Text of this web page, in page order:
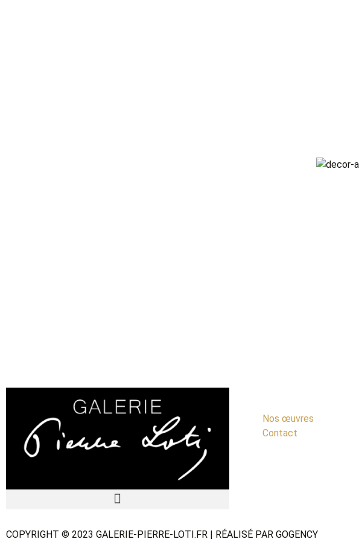
Nos œuvres
Contact
COPYRIGHT © 2023 GALERIE-PIERRE-LOTI.FR | RÉALISÉ PAR GOGENCY